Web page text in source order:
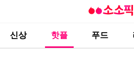
신상 핫플 푸드